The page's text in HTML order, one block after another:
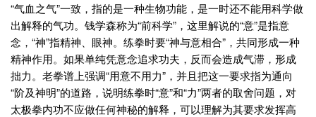
“气血之气”一致，指的是一种生物功能，是一时还不能用科学做
出解释的气功。钱学森称为“前科学”，这里解说的“意”是指意
念，“神”指精神、眼神。练拳时要“神与意相合”，共同形成一种
精神作用。如果单纯凭意念追求功夫，反而会造成气滞，形成
拙力。老拳谱上强调“用意不用力”，并且把这一要求指为通向
“阶及神明”的道路，说明练拳时“意”和“力”两者的取舍问题，对
太极拳内功不应做任何神秘的解释，可以理解为其要求发挥高